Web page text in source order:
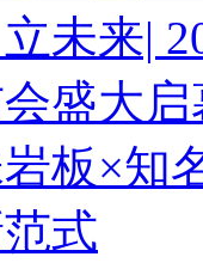
未来|
盛大启
板×知
式